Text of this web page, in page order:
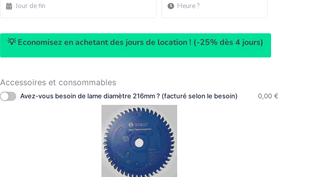
💡 Economisez en achetant des jours de location ! (-25% dès 4 jours)
Accessoires et consommables
Avez-vous besoin de lame diamètre 216mm ? (facturé selon le besoin) 0,00 €